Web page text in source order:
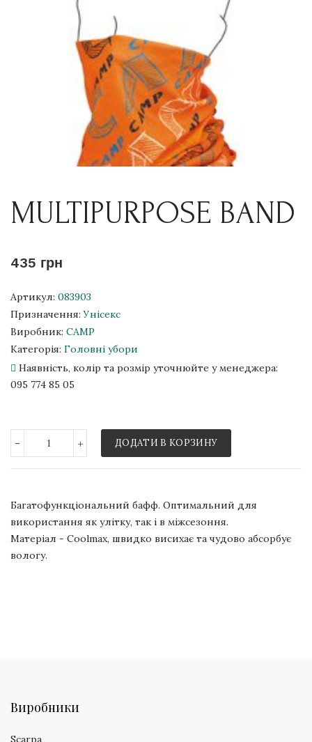
MULTIPURPOSE BAND
435 грн
Артикул: 083903
Призначення:Унісекс
Виробник: CAMP
Категорія: Головні убори
Наявність, колір та розмір уточнюйте у менеджера:
095 774 85 05
- + ДОДАТИ В КОРЗИНУ
Багатофункціональний бафф. Оптимальний для
використання як улітку, так і в міжсезоння.
Матеріал - Coolmax, швидко висихає та чудово абсорбує
вологу.
Виробники
Scarpa